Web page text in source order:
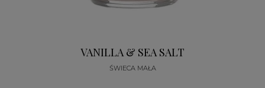
VANILLA & SEA SALT
ŚWIECA MAŁA